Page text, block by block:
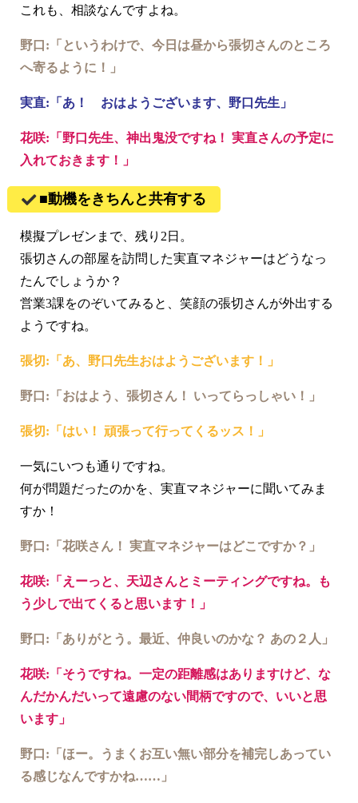
これも、相談なんですよね。
野口:「というわけで、今日は昼から張切さんのところ
へ寄るように！」
実直:「あ！ おはようございます、野口先生」
花咲:「野口先生、神出鬼没ですね！ 実直さんの予定に
入れておきます！」
■動機をきちんと共有する
模擬プレゼンまで、残り2日。
張切さんの部屋を訪問した実直マネジャーはどうなっ
たんでしょうか？
営業3課をのぞいてみると、笑顔の張切さんが外出する
ようですね。
張切:「あ、野口先生おはようございます！」
野口:「おはよう、張切さん！ いってらっしゃい！」
張切:「はい！ 頑張って行ってくるッス！」
一気にいつも通りですね。
何が問題だったのかを、実直マネジャーに聞いてみま
すか！
野口:「花咲さん！ 実直マネジャーはどこですか？」
花咲:「えーっと、天辺さんとミーティングですね。も
う少しで出てくると思います！」
野口:「ありがとう。最近、仲良いのかな？ あの２人」
花咲:「そうですね。一定の距離感はありますけど、な
んだかんだいって遠慮のない間柄ですので、いいと思
います」
野口:「ほー。うまくお互い無い部分を補完しあってい
る感じなんですかね……」